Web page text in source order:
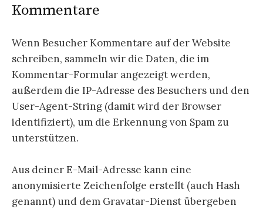
Kommentare
Wenn Besucher Kommentare auf der Website
schreiben, sammeln wir die Daten, die im
Kommentar-Formular angezeigt werden,
außerdem die IP-Adresse des Besuchers und den
User-Agent-String (damit wird der Browser
identifiziert), um die Erkennung von Spam zu
unterstützen.
Aus deiner E-Mail-Adresse kann eine
anonymisierte Zeichenfolge erstellt (auch Hash
genannt) und dem Gravatar-Dienst übergeben